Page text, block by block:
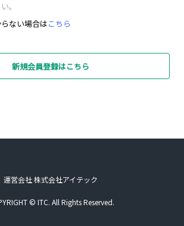
。
ない場合はこちら
新規会員登録はこちら
運営会社 株式会社アイテック
© ITC. All Rights Reserved.